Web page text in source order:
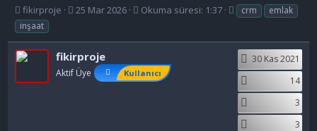
K
o
n
b
u
u
fikirproje
B
a
n
25 Mar 2026 Okuma süresi: 1:37
E
t
k
e
t
e
r
crm
emlak
inşaat
fikirproje
Aktif Üye Kullanıcı
30 Kas 2021
14
3
3